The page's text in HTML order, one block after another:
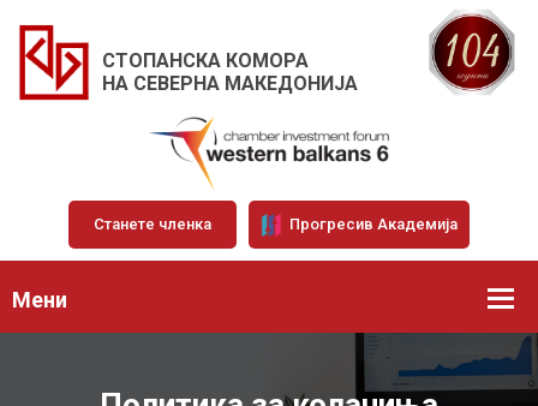
СТОПАНСКА КОМОРА
НА СЕВЕРНА МАКЕДОНИЈА
Станете членка Прогресив Академија
Мени